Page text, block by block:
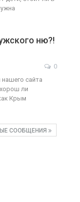
ню?!
0
сайта
ли
Крым
СООБЩЕНИЯ